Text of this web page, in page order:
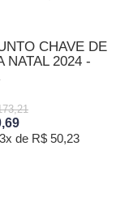
CHAVE DE
NATAL 2024 -
de R$ 50,23